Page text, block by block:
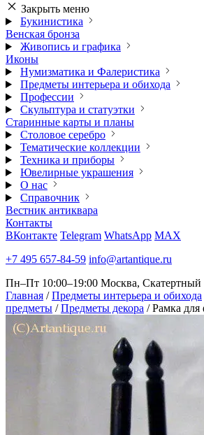
Закрыть меню
Букинистика
Венская бронза
Живопись и графика
Иконы
Нумизматика и Фалеристика
Предметы интерьера и обихода
Профессии
Скульптура и статуэтки
Старинные карты и планы
Столовое серебро
Тематические коллекции
Техника и приборы
Ювелирные украшения
О нас
Справочник
Вестник антиквара
Контакты
ВКонтакте Telegram WhatsApp MAX
+7 495 657-84-59 info@artantique.ru
Пн–Пт 10:00–19:00 Москва, Скатертный
Главная / Предметы интерьера и обихода
предметы / Предметы декора / Рамка для